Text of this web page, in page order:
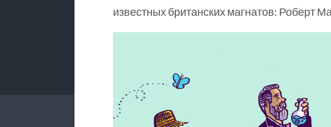
известных британских магнатов: Роберт